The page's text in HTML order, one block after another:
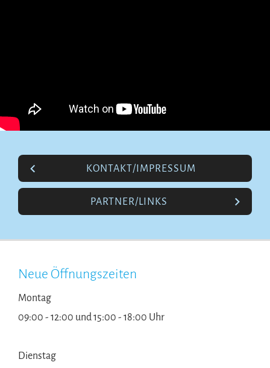
KONTAKT/IMPRESSUM
PARTNER/LINKS
Neue Öffnungszeiten
Montag
09:00 - 12:00 und 15:00 - 18:00 Uhr
Dienstag